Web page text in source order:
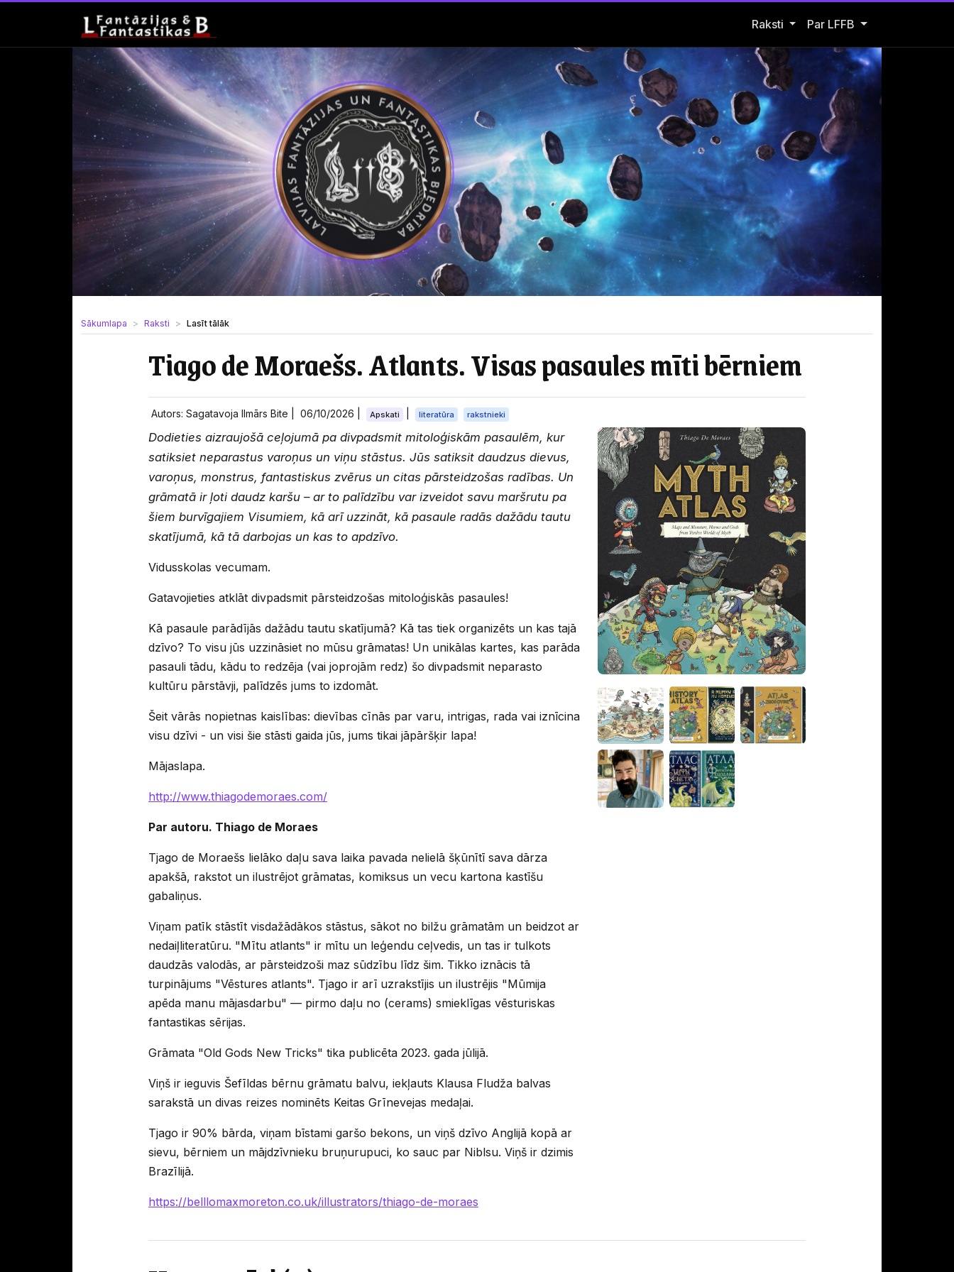
Raksti Open Raksti submenu
Par LFFB
Sākumlapa Raksti Lasīt tālāk
Tiago de Moraešs. Atlants. Visas pasaules mīti bērniem
Autors: Sagatavoja Ilmārs Bite | 06/10/2026 Apskati literatūra rakstnieki
Dodieties aizraujošā ceļojumā pa divpadsmit mitoloģiskām pasaulēm, kur
satiksiet neparastus varoņus un viņu stāstus. Jūs satiksit daudzus dievus,
varoņus, monstrus, fantastiskus zvērus un citas pārsteidzošas radības. Un
grāmatā ir ļoti daudz karšu – ar to palīdzību var izveidot savu maršrutu pa
šiem burvīgajiem Visumiem, kā arī uzzināt, kā pasaule radās dažādu tautu
skatījumā, kā tā darbojas un kas to apdzīvo.
Vidusskolas vecumam.
Gatavojieties atklāt divpadsmit pārsteidzošas mitoloģiskās pasaules!
Kā pasaule parādījās dažādu tautu skatījumā? Kā tas tiek organizēts un kas tajā
dzīvo? To visu jūs uzzināsiet no mūsu grāmatas! Un unikālas kartes, kas parāda
pasauli tādu, kādu to redzēja (vai joprojām redz) šo divpadsmit neparasto
kultūru pārstāvji, palīdzēs jums to izdomāt.
Šeit vārās nopietnas kaislības: dievības cīnās par varu, intrigas, rada vai iznīcina
visu dzīvi - un visi šie stāsti gaida jūs, jums tikai jāpāršķir lapa!
Mājaslapa.
http://www.thiagodemoraes.com/
Par autoru. Thiago de Moraes
Tjago de Moraešs lielāko daļu sava laika pavada nelielā šķūnītī sava dārza
apakšā, rakstot un ilustrējot grāmatas, komiksus un vecu kartona kastīšu
gabaliņus.
Viņam patīk stāstīt visdažādākos stāstus, sākot no bilžu grāmatām un beidzot ar
nedaiļliteratūru. "Mītu atlants" ir mītu un leģendu ceļvedis, un tas ir tulkots
daudzās valodās, ar pārsteidzoši maz sūdzību līdz šim. Tikko iznācis tā
turpinājums "Vēstures atlants". Tjago ir arī uzrakstījis un ilustrējis "Mūmija
apēda manu mājasdarbu" — pirmo daļu no (cerams) smieklīgas vēsturiskas
fantastikas sērijas.
Grāmata "Old Gods New Tricks" tika publicēta 2023. gada jūlijā.
Viņš ir ieguvis Šefīldas bērnu grāmatu balvu, iekļauts Klausa Fludža balvas
sarakstā un divas reizes nominēts Keitas Grīnevejas medaļai.
Tjago ir 90% bārda, viņam bīstami garšo bekons, un viņš dzīvo Anglijā kopā ar
sievu, bērniem un mājdzīvnieku bruņurupuci, ko sauc par Niblsu. Viņš ir dzimis
Brazīlijā.
https://belllomaxmoreton.co.uk/illustrators/thiago-de-moraes